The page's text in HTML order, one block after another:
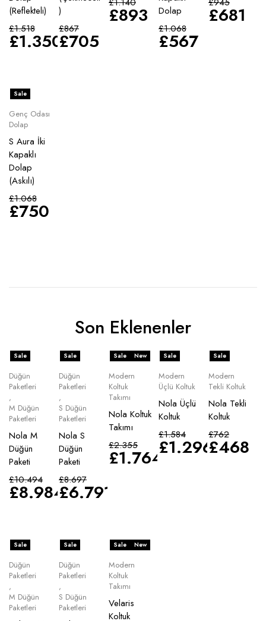
(Reflekteli)
£1.518
£1.350
)
£867
£705
£893
Dolap
£1.068
£567
£681
Sale
Genç Odası
Dolap
S Aura İki
Kapaklı
Dolap
(Askılı)
£1.068
£750
Son Eklenenler
Sale
Düğün
Paketleri
,
M Düğün
Paketleri
Nola M
Düğün
Paketi
£10.494
£8.984
Sale
Düğün
Paketleri
,
S Düğün
Paketleri
Nola S
Düğün
Paketi
£8.697
£6.791
Sale New
Modern
Koltuk
Takımı
Nola Koltuk
Takımı
£2.355
£1.764
Sale
Modern
Üçlü Koltuk
Nola Üçlü
Koltuk
£1.584
£1.296
Sale
Modern
Tekli Koltuk
Nola Tekli
Koltuk
£762
£468
Sale
Düğün
Paketleri
,
M Düğün
Paketleri
Sale
Düğün
Paketleri
,
S Düğün
Paketleri
Sale New
Modern
Koltuk
Takımı
Velaris
Koltuk